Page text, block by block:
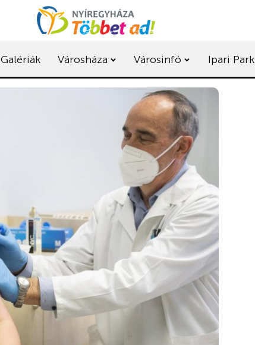
Galériák Városháza Városinfó Ipari Park